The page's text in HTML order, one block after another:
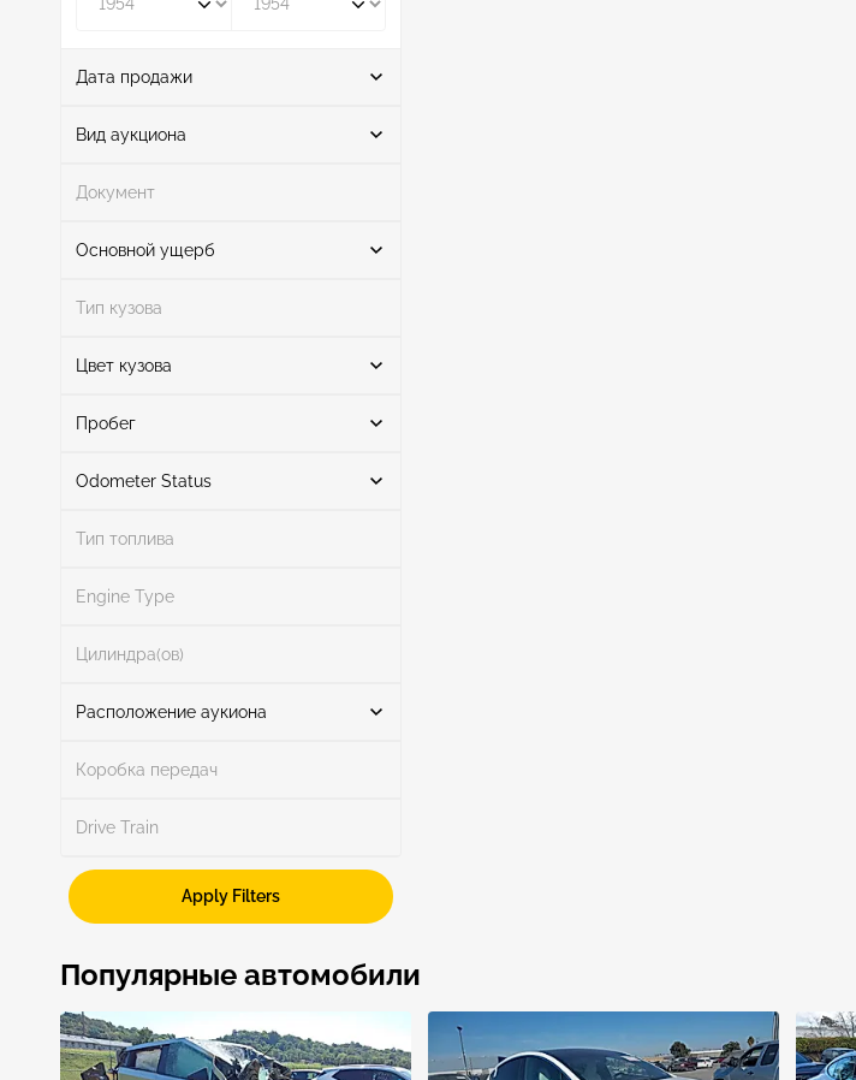
Дата продажи
От
Вид аукциона
Аукцион
Документ
Основной ущерб
Нет
Тип кузова
Цвет кузова
Пробег
Odometer Status
актуальный
Тип топлива
Engine Type
Цилиндра(ов)
Расположение аукиона
Поиск
1
Коробка передач
Drive Train
Apply Filters
Популярные автомобили